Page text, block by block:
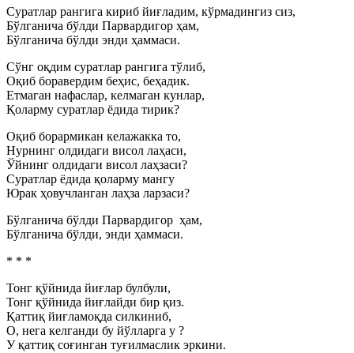
Суратлар рангига кириб йиғладим, кўрмадингиз сиз,
Бўлганича бўлди Парвардигор ҳам,
Бўлганича бўлди энди ҳаммаси.
Сўнг оқдим суратлар рангига тўлиб,
Оқиб боравердим беҳис, беҳадик.
Етмаган нафаслар, келмаган кунлар,
Қоларму суратлар ёдида тирик?
Оқиб борармикан келажакка то,
Нурнинг олдидаги висол лаҳаси,
Ўйнинг олдидаги висол лаҳзаси?
Суратлар ёдида қоларму мангу
Юрак ҳовучланган лаҳза ларзаси?
Бўлганича бўлди Парвардигор ҳам,
Бўлганича бўлди, энди ҳаммаси.
* * *
Тонг қўйнида йиғлар булбули,
Тонг қўйнида йиғлайди бир қиз.
Қаттиқ йиғламоқда силкиниб,
О, нега келганди бу йўлларга у ?
У қаттиқ соғинган туғилмаслик эркини.